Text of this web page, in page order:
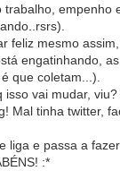
trabalho,
feliz mesmo
engatinhando,
que coletam...).
isso vai mudar,
Mal tinha twitter,
liga e passa a
:*